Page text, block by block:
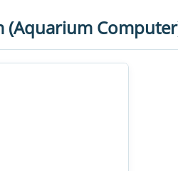
(Aquarium